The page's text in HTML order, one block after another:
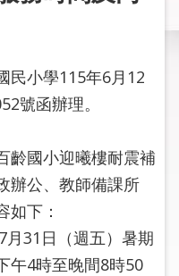
民小學115年6月12
號函辦理。
齡國小迎曦樓耐震補
辦公、教師備課所
如下：
31日（週五）暑期
午4時至晚間8時50